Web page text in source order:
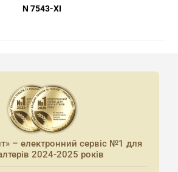
N 7543-XI
– електронний сервіс №1 для
2024-2025 років